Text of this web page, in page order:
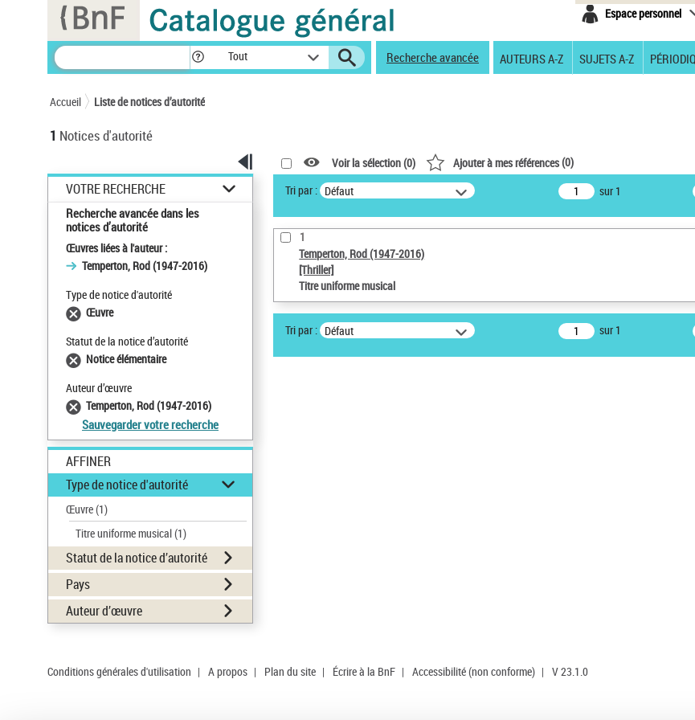
Espace personnel
Tout Recherche avancée AUTEURS A-Z SUJETS A-Z
Accueil Liste de notices d’autorité
1 Notices d'autorité
VOTRE RECHERCHE
Recherche avancée dans les
notices d’autorité
Œuvres liées à l'auteur :
Temperton, Rod (1947-2016)
Type de notice d'autorité
Œuvre
Statut de la notice d’autorité
Notice élémentaire
Auteur d’œuvre
Temperton, Rod (1947-2016)
Sauvegarder votre recherche
AFFINER
Type de notice d'autorité
Œuvre(1)
Titre uniforme musical(1)
Statut de la notice d’autorité
Pays
Auteur d’œuvre
Voir la sélection (0) Ajouter à mes références(0)
Tri par : Défaut sur 1
1
Temperton, Rod (1947-2016)
[Thriller]
Titre uniforme musical
Tri par : Défaut sur 1
Conditions générales d'utilisation | A propos | Plan du site | Écrire à la BnF | Accessibilité (non conforme) | V 23.1.0
Panneau de gestion des cookies